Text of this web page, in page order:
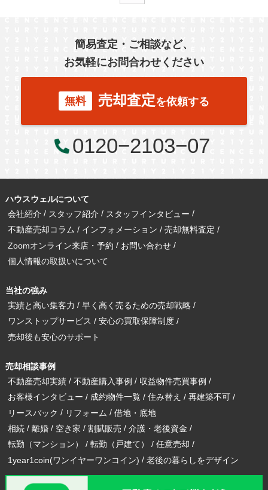
簡易査定・ご相談など、
お気軽にお問合わせください
無料 売却査定を依頼する
0120−2103−07
ハウスウェルについて
会社紹介
スタッフ紹介
スタッフインタビュー
不動産売却コラム
インフォメーション
売却無料査定
Zoomオンライン来店・予約
お問い合わせ
個人情報の取扱いについて
当社の強み
実績と高い集客力
早く高く売るための売却戦略
ワンストップサービス
安心の買取保障制度
売却後も安心のサポート
売却相談事例
不動産売却実績
不動産購入事例
収益物件売買事例
お客様インタビュー
成約物件一覧 住み替え
再建築不可
リースバック
リフォーム
借地・底地
相続
離婚 空き家 割賦販売
介護・老後資金
転勤（マンション）
転勤（戸建て）
任意売却
1year1coin(ワンイヤーワンコイン)
老後の暮らしをデザイン